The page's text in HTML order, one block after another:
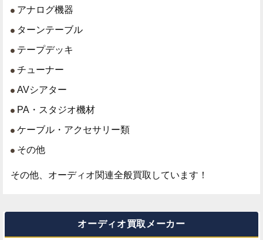
アナログ機器
ターンテーブル
テープデッキ
チューナー
AVシアター
PA・スタジオ機材
ケーブル・アクセサリー類
その他
その他、オーディオ関連全般買取しています！
オーディオ買取メーカー